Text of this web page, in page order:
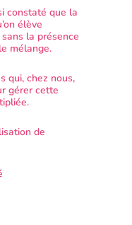
constaté que la
élève
la présence
mélange.
qui, chez nous,
gérer cette
de